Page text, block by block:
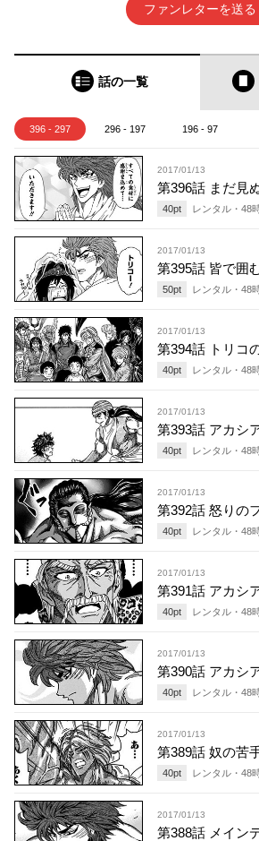
ファンレターを送る
話の一覧
396 - 297 296 - 197 196 - 97
2017/01/13
第396話 まだ見
40pt レンタル・ 48
2017/01/13
第395話 皆で囲
50pt レンタル・ 48
2017/01/13
第394話 トリコ
40pt レンタル・ 48
2017/01/13
第393話 アカシ
40pt レンタル・ 48
2017/01/13
第392話 怒りの
40pt レンタル・ 48
2017/01/13
第391話 アカシ
40pt レンタル・ 48
2017/01/13
第390話 アカシ
40pt レンタル・ 48
2017/01/13
第389話 奴の苦
40pt レンタル・ 48
2017/01/13
第388話 メイン